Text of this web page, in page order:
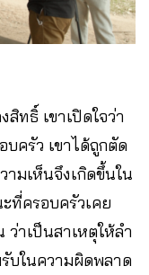
ทธิ์ เขาเปิดใจว่า
ครัว เขาได้ถูกตัด
ามเห็นจึงเกิดขึ้นใน
ที่ครอบครัวเคย
าเป็นสาเหตุให้ลำ
บในความผิดพลาด